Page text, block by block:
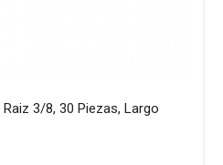
3/8, 30 Piezas, Largo